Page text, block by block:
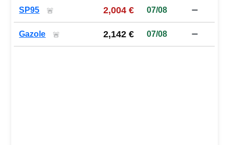
SP95 🚨 2,004 € 07/08 ➖
Gazole 🚨 2,142 € 07/08 ➖